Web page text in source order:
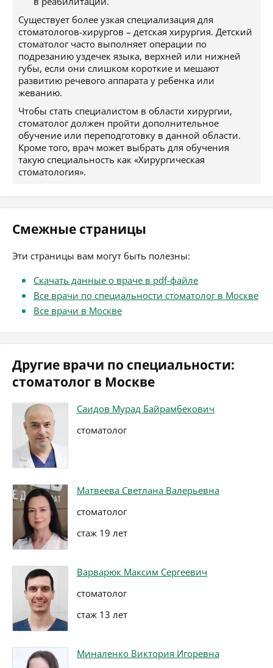
Существует более узкая специализация для
стоматологов-хирургов – детская хирургия. Детский
стоматолог часто выполняет операции по
подрезанию уздечек языка, верхней или нижней
губы, если они слишком короткие и мешают
развитию речевого аппарата у ребенка или
жеванию.
Чтобы стать специалистом в области хирургии,
стоматолог должен пройти дополнительное
обучение или переподготовку в данной области.
Кроме того, врач может выбрать для обучения
такую специальность как «Хирургическая
стоматология».
Смежные страницы
Эти страницы вам могут быть полезны:
Скачать данные о враче в pdf-файле
Все врачи по специальности стоматолог в Москве
Все врачи в Москве
Другие врачи по специальности:
стоматолог в Москве
Саидов Мурад Байрамбекович
стоматолог
Матвеева Светлана Валерьевна
стоматолог
стаж 19 лет
Варварюк Максим Сергеевич
стоматолог
стаж 13 лет
Миналенко Виктория Игоревна